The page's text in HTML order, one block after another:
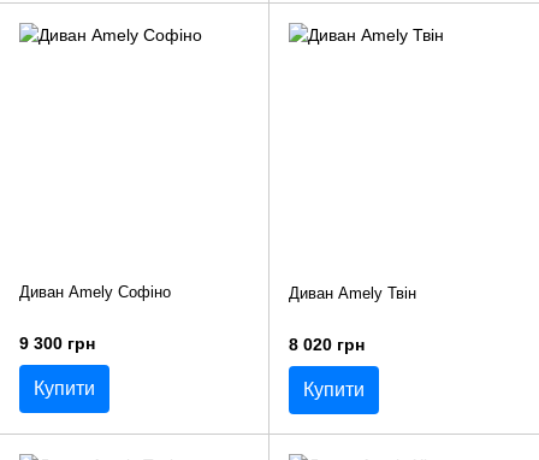
Диван Amely Софіно
9 300 грн
Купити
Диван Amely Твін
8 020 грн
Купити